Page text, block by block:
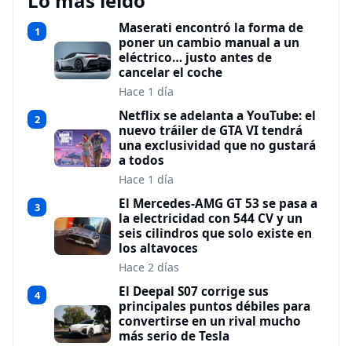
1
Maserati encontró la forma de
poner un cambio manual a un
eléctrico… justo antes de
cancelar el coche
Hace 1 día
2
Netflix se adelanta a YouTube: el
nuevo tráiler de GTA VI tendrá
una exclusividad que no gustará
a todos
Hace 1 día
3
El Mercedes-AMG GT 53 se pasa a
la electricidad con 544 CV y un
seis cilindros que solo existe en
los altavoces
Hace 2 días
4
El Deepal S07 corrige sus
principales puntos débiles para
convertirse en un rival mucho
más serio de Tesla